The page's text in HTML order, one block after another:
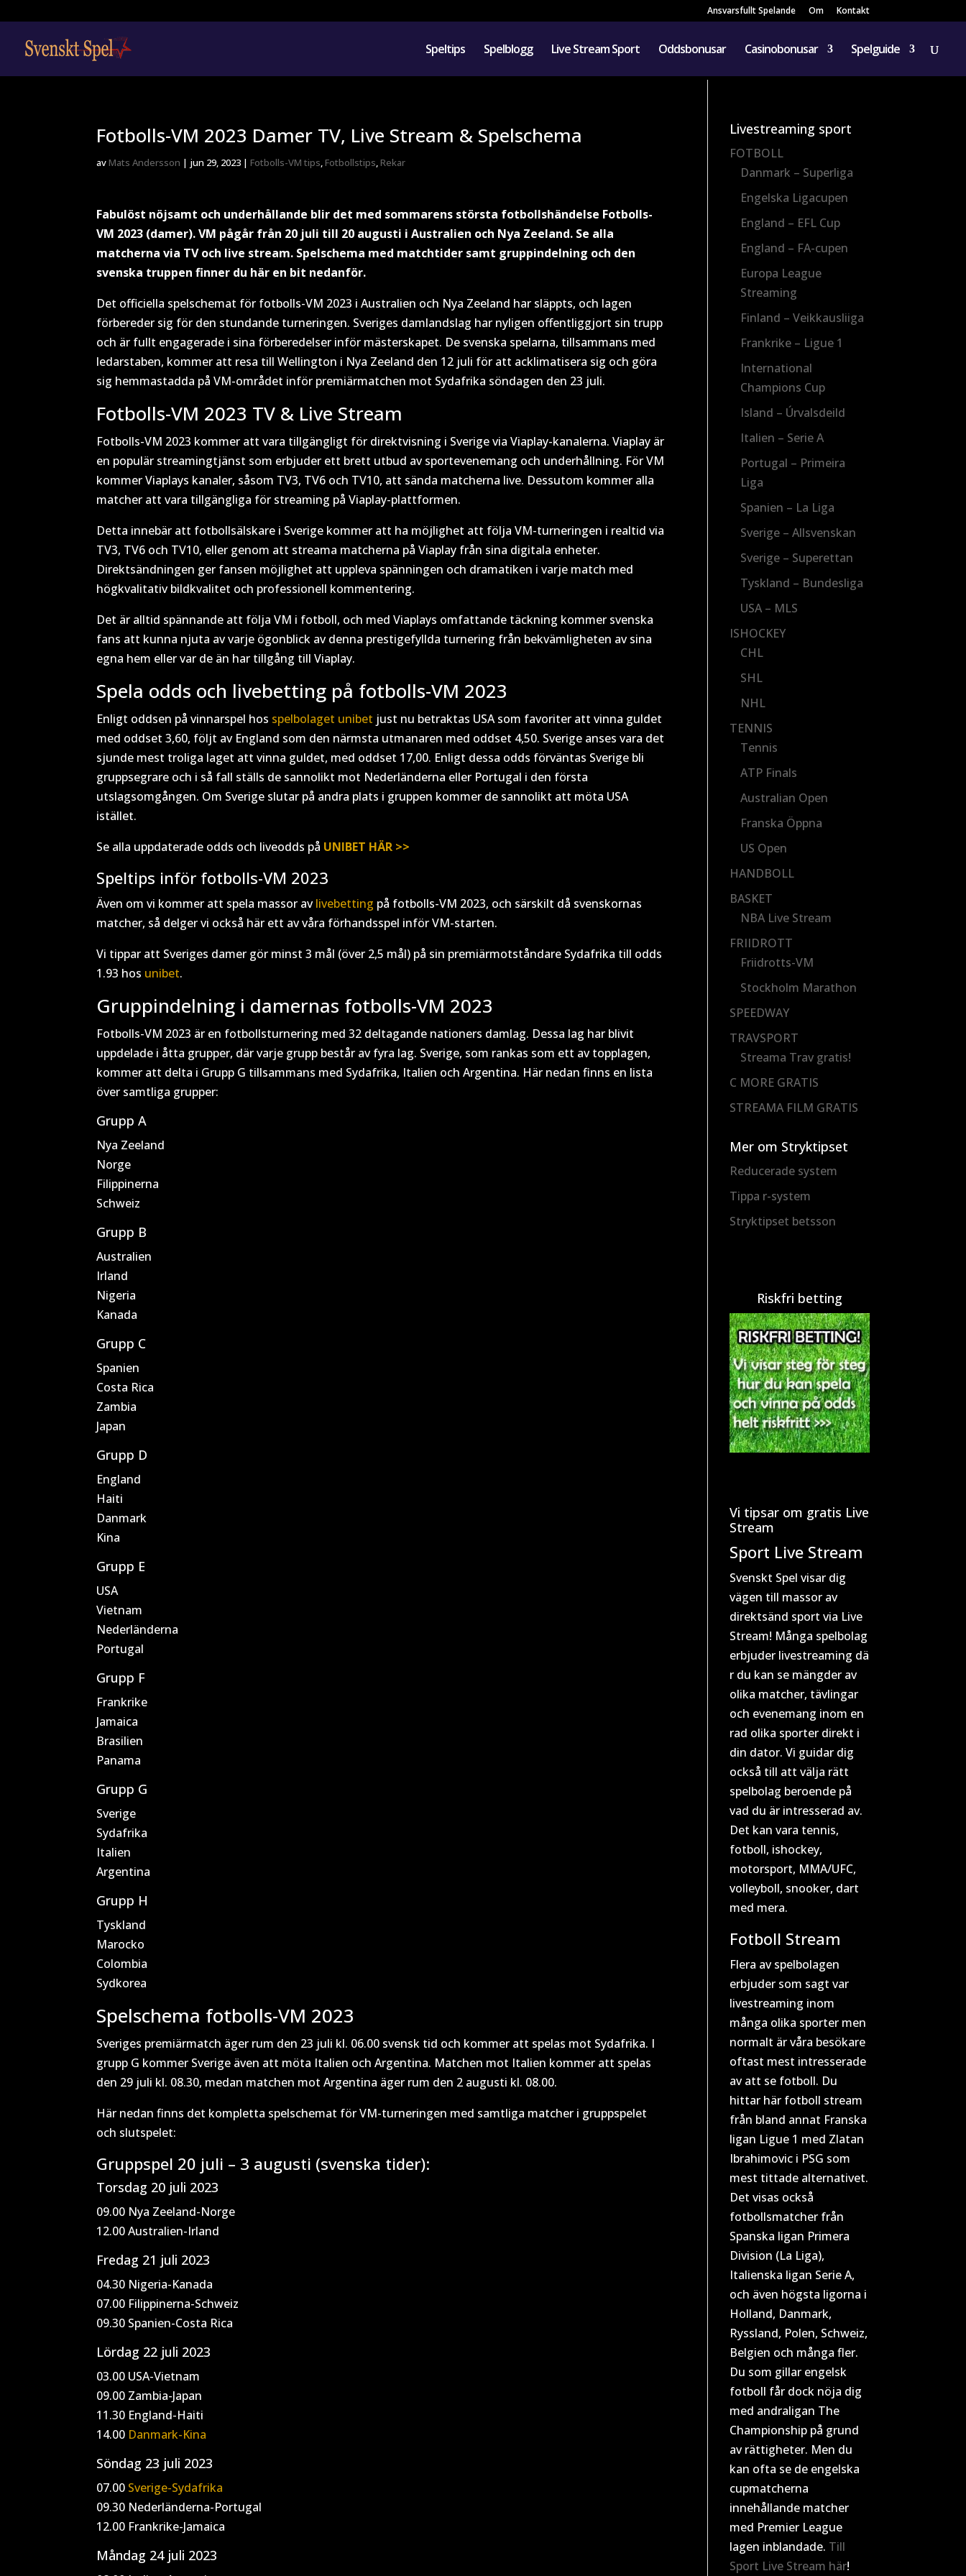
Ansvarsfullt Spelande Om Kontakt
Speltips Spelblogg Live Stream Sport Oddsbonusar Casinobonusar Spelguide
Fotbolls-VM 2023 Damer TV, Live Stream & Spelschema
avMats Andersson | jun 29, 2023 |Fotbolls-VM tips,Fotbollstips,Rekar
Fabulöst nöjsamt och underhållande blir det med sommarens största fotbollshändelse Fotbolls-
VM 2023 (damer). VM pågår från 20 juli till 20 augusti i Australien och Nya Zeeland. Se alla
matcherna via TV och live stream. Spelschema med matchtider samt gruppindelning och den
svenska truppen finner du här en bit nedanför.
Det officiella spelschemat för fotbolls-VM 2023 i Australien och Nya Zeeland har släppts, och lagen
förbereder sig för den stundande turneringen. Sveriges damlandslag har nyligen offentliggjort sin trupp
och är fullt engagerade i sina förberedelser inför mästerskapet. De svenska spelarna, tillsammans med
ledarstaben, kommer att resa till Wellington i Nya Zeeland den 12 juli för att acklimatisera sig och göra
sig hemmastadda på VM-området inför premiärmatchen mot Sydafrika söndagen den 23 juli.
Fotbolls-VM 2023 TV & Live Stream
Fotbolls-VM 2023 kommer att vara tillgängligt för direktvisning i Sverige via Viaplay-kanalerna. Viaplay är
en populär streamingtjänst som erbjuder ett brett utbud av sportevenemang och underhållning. För VM
kommer Viaplays kanaler, såsom TV3, TV6 och TV10, att sända matcherna live. Dessutom kommer alla
matcher att vara tillgängliga för streaming på Viaplay-plattformen.
Detta innebär att fotbollsälskare i Sverige kommer att ha möjlighet att följa VM-turneringen i realtid via
TV3, TV6 och TV10, eller genom att streama matcherna på Viaplay från sina digitala enheter.
Direktsändningen ger fansen möjlighet att uppleva spänningen och dramatiken i varje match med
högkvalitativ bildkvalitet och professionell kommentering.
Det är alltid spännande att följa VM i fotboll, och med Viaplays omfattande täckning kommer svenska
fans att kunna njuta av varje ögonblick av denna prestigefyllda turnering från bekvämligheten av sina
egna hem eller var de än har tillgång till Viaplay.
Spela odds och livebetting på fotbolls-VM 2023
Enligt oddsen på vinnarspel hos spelbolaget unibet just nu betraktas USA som favoriter att vinna guldet
med oddset 3,60, följt av England som den närmsta utmanaren med oddset 4,50. Sverige anses vara det
sjunde mest troliga laget att vinna guldet, med oddset 17,00. Enligt dessa odds förväntas Sverige bli
gruppsegrare och i så fall ställs de sannolikt mot Nederländerna eller Portugal i den första
utslagsomgången. Om Sverige slutar på andra plats i gruppen kommer de sannolikt att möta USA
istället.
Se alla uppdaterade odds och liveodds på UNIBET HÄR >>
Speltips inför fotbolls-VM 2023
Även om vi kommer att spela massor avlivebetting på fotbolls-VM 2023, och särskilt då svenskornas
matcher, så delger vi också här ett av våra förhandsspel inför VM-starten.
Vi tippar att Sveriges damer gör minst 3 mål (över 2,5 mål) på sin premiärmotståndare Sydafrika till odds
1.93 hos unibet.
Gruppindelning i damernas fotbolls-VM 2023
Fotbolls-VM 2023 är en fotbollsturnering med 32 deltagande nationers damlag. Dessa lag har blivit
uppdelade i åtta grupper, där varje grupp består av fyra lag. Sverige, som rankas som ett av topplagen,
kommer att delta i Grupp G tillsammans med Sydafrika, Italien och Argentina. Här nedan finns en lista
över samtliga grupper:
Grupp A
Nya Zeeland
Norge
Filippinerna
Schweiz
Grupp B
Australien
Irland
Nigeria
Kanada
Grupp C
Spanien
Costa Rica
Zambia
Japan
Grupp D
England
Haiti
Danmark
Kina
Grupp E
USA
Vietnam
Nederländerna
Portugal
Grupp F
Frankrike
Jamaica
Brasilien
Panama
Grupp G
Sverige
Sydafrika
Italien
Argentina
Grupp H
Tyskland
Marocko
Colombia
Sydkorea
Spelschema fotbolls-VM 2023
Sveriges premiärmatch äger rum den 23 juli kl. 06.00 svensk tid och kommer att spelas mot Sydafrika. I
grupp G kommer Sverige även att möta Italien och Argentina. Matchen mot Italien kommer att spelas
den 29 juli kl. 08.30, medan matchen mot Argentina äger rum den 2 augusti kl. 08.00.
Här nedan finns det kompletta spelschemat för VM-turneringen med samtliga matcher i gruppspelet
och slutspelet:
Gruppspel 20 juli – 3 augusti (svenska tider):
Torsdag 20 juli 2023
09.00 Nya Zeeland-Norge
12.00 Australien-Irland
Fredag 21 juli 2023
04.30 Nigeria-Kanada
07.00 Filippinerna-Schweiz
09.30 Spanien-Costa Rica
Lördag 22 juli 2023
03.00 USA-Vietnam
09.00 Zambia-Japan
11.30 England-Haiti
14.00 Danmark-Kina
Söndag 23 juli 2023
07.00 Sverige-Sydafrika
09.30 Nederländerna-Portugal
12.00 Frankrike-Jamaica
Måndag 24 juli 2023
Livestreaming sport
FOTBOLL
Danmark – Superliga
Engelska Ligacupen
England – EFL Cup
England – FA-cupen
Europa League
Streaming
Finland – Veikkausliiga
Frankrike – Ligue 1
International
Champions Cup
Island – Úrvalsdeild
Italien – Serie A
Portugal – Primeira
Liga
Spanien – La Liga
Sverige – Allsvenskan
Sverige – Superettan
Tyskland – Bundesliga
USA – MLS
ISHOCKEY
CHL
SHL
NHL
TENNIS
Tennis
ATP Finals
Australian Open
Franska Öppna
US Open
HANDBOLL
BASKET
NBA Live Stream
FRIIDROTT
Friidrotts-VM
Stockholm Marathon
SPEEDWAY
TRAVSPORT
Streama Trav gratis!
C MORE GRATIS
STREAMA FILM GRATIS
Mer om Stryktipset
Reducerade system
Tippa r-system
Stryktipset betsson
Riskfri betting
Vi tipsar om gratis Live
Stream
Sport Live Stream
Svenskt Spel visar dig
vägen till massor av
direktsänd sport via Live
Stream! Många spelbolag
erbjuder livestreaming dä
r du kan se mängder av
olika matcher, tävlingar
och evenemang inom en
rad olika sporter direkt i
din dator. Vi guidar dig
också till att välja rätt
spelbolag beroende på
vad du är intresserad av.
Det kan vara tennis,
fotboll, ishockey,
motorsport, MMA/UFC,
volleyboll, snooker, dart
med mera.
Fotboll Stream
Flera av spelbolagen
erbjuder som sagt var
livestreaming inom
många olika sporter men
normalt är våra besökare
oftast mest intresserade
av att se fotboll. Du
hittar här fotboll stream
från bland annat Franska
ligan Ligue 1 med Zlatan
Ibrahimovic i PSG som
mest tittade alternativet.
Det visas också
fotbollsmatcher från
Spanska ligan Primera
Division (La Liga),
Italienska ligan Serie A,
och även högsta ligorna i
Holland, Danmark,
Ryssland, Polen, Schweiz,
Belgien och många fler.
Du som gillar engelsk
fotboll får dock nöja dig
med andraligan The
Championship på grund
av rättigheter. Men du
kan ofta se de engelska
cupmatcherna
innehållande matcher
med Premier League
lagen inblandade. Till
Sport Live Stream här!